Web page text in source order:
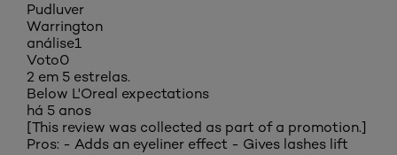
Pudluver
Warrington
análise1
Voto0
2 em 5 estrelas.
Below L'Oreal expectations
há 5 anos
[This review was collected as part of a promotion.]
Pros: - Adds an eyeliner effect - Gives lashes lift